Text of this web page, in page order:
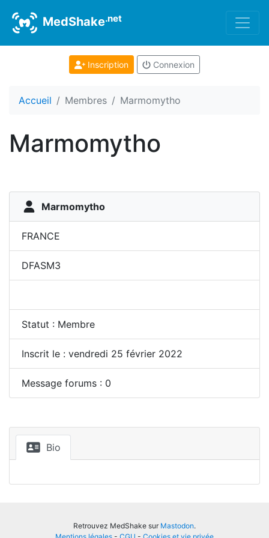
MedShake.net
Inscription Connexion
Accueil Membres Marmomytho
Marmomytho
Marmomytho
FRANCE
DFASM3
Statut : Membre
Inscrit le : vendredi 25 février 2022
Message forums : 0
Bio
Retrouvez MedShake sur Mastodon.